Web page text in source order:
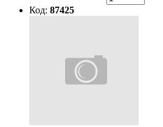
Код: 87425